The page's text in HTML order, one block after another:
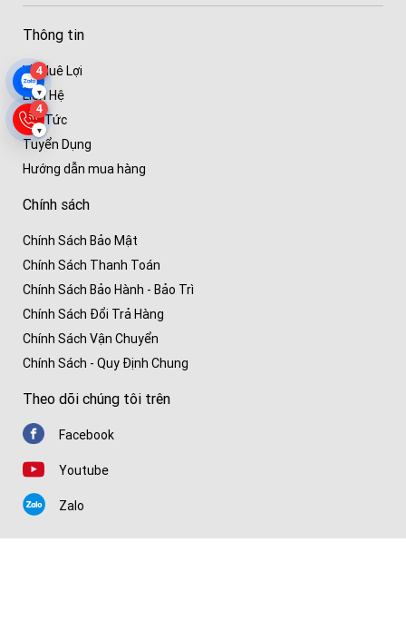
4
▾
4
▾
Thông tin
Về Huê Lợi
Liên Hệ
Tin Tức
Tuyển Dụng
Hướng dẫn mua hàng
Chính sách
Chính Sách Bảo Mật
Chính Sách Thanh Toán
Chính Sách Bảo Hành - Bảo Trì
Chính Sách Đổi Trả Hàng
Chính Sách Vận Chuyển
Chính Sách - Quy Định Chung
Theo dõi chúng tôi trên
Facebook
Youtube
Zalo